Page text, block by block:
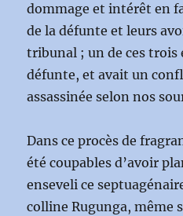
dommage et intérêt en
de la défunte et leurs
tribunal ; un de ces trois
défunte, et avait un
assassinée selon nos
Dans ce procès de
été coupables d’avoir
enseveli ce
colline Rugunga, même